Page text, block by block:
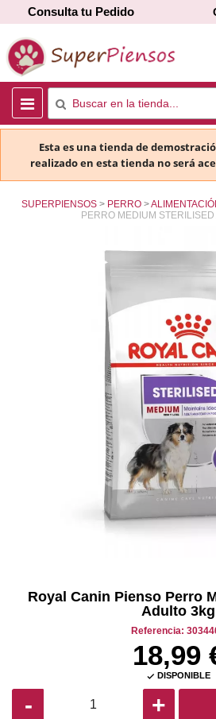
Consulta tu Pedido
Esta es una tienda de
realizado en esta tienda no será
SUPERPIENSOS PERRO
PERRO MEDIUM
Royal Canin Pienso Perro
Adulto 3kg
Referencia:
18,99
 DISPONIBLE
- +